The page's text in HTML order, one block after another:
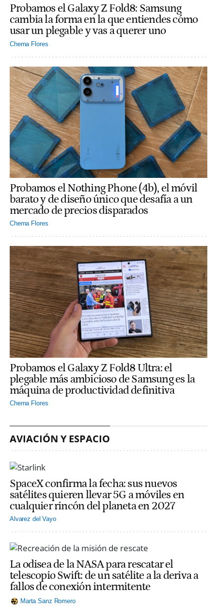
Probamos el Galaxy Z Fold8: Samsung
cambia la forma en la que entiendes cómo
usar un plegable y vas a querer uno
Chema Flores
Probamos el Nothing Phone (4b), el móvil
barato y de diseño único que desafía a un
mercado de precios disparados
Chema Flores
Probamos el Galaxy Z Fold8 Ultra: el
plegable más ambicioso de Samsung es la
máquina de productividad definitiva
Chema Flores
AVIACIÓN Y ESPACIO
SpaceX confirma la fecha: sus nuevos
satélites quieren llevar 5G a móviles en
cualquier rincón del planeta en 2027
Alvarez del Vayo
La odisea de la NASA para rescatar el
telescopio Swift: de un satélite a la deriva a
fallos de conexión intermitente
Marta Sanz Romero